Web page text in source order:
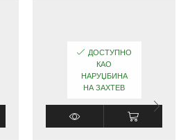
ДОСТУПНО
КАО
НАРУЏБИНА
НА ЗАХТЕВ